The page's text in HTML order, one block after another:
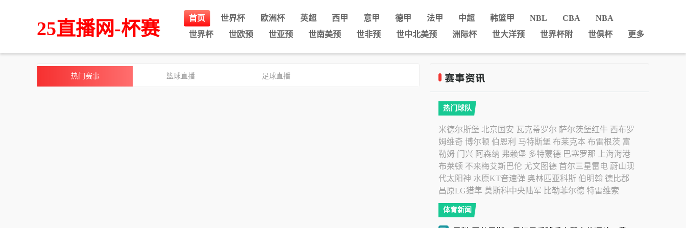
25直播网-杯赛 首页 世界杯 欧洲杯 英超 西甲 意甲 德甲 法甲 中超 韩篮甲 NBL CBA
NBA
世界杯
世欧预 世亚预 世南美预 世非预 世中北美预 洲际杯 世大洋预 世界杯附 世俱杯 更多
热门赛事 篮球直播 足球直播
热门球队
米德尔斯堡 北京国安 瓦克蒂罗尔 萨尔茨堡红牛 西布罗
姆维奇 博尔顿 伯恩利 马特斯堡 布莱克本 布雷根茨 富
勒姆 门兴 阿森纳 弗赖堡 多特蒙德 巴塞罗那
上海海港
布莱顿 不来梅艾斯巴伦 尤文图德 首尔三星雷电 蔚山现
代太阳神 水原KT音速弹 奥林匹亚科斯 伯明翰 德比郡
昌原LG猎隼 莫斯科中央陆军 比勒菲尔德 特雷维索
体育新闻